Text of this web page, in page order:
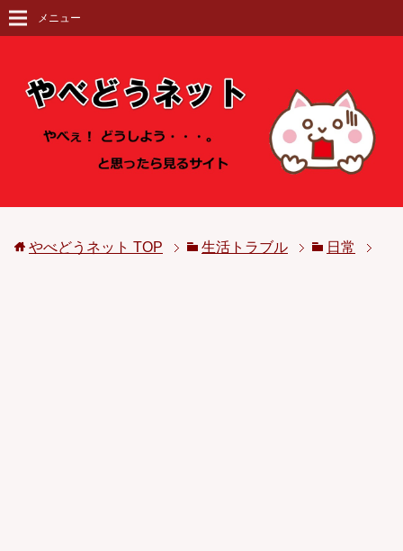
メニュー
やべどうネット TOP 生活トラブル 日常